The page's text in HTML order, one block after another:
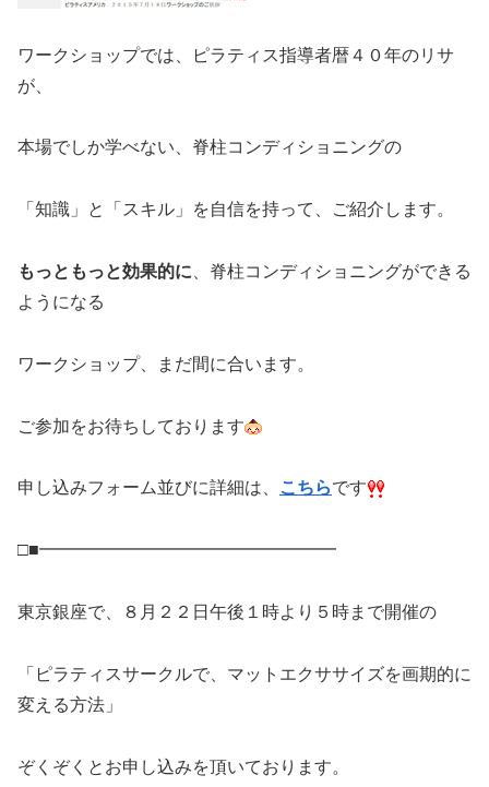
ワークショップでは、ピラティス指導者暦４０年のリサ
が、
本場でしか学べない、脊柱コンディショニングの
「知識」と「スキル」を自信を持って、ご紹介します。
もっともっと効果的に 、脊柱コンディショニングができる
ようになる
ワークショップ、まだ間に合います。
ご参加をお待ちしております
申し込みフォーム並びに詳細は、 こちらです
□■━━━━━━━━━━━━━━━━━
東京銀座で、８月２２日午後１時より５時まで開催の
「ピラティスサークルで、マットエクササイズを画期的に
変える方法」
ぞくぞくとお申し込みを頂いております。